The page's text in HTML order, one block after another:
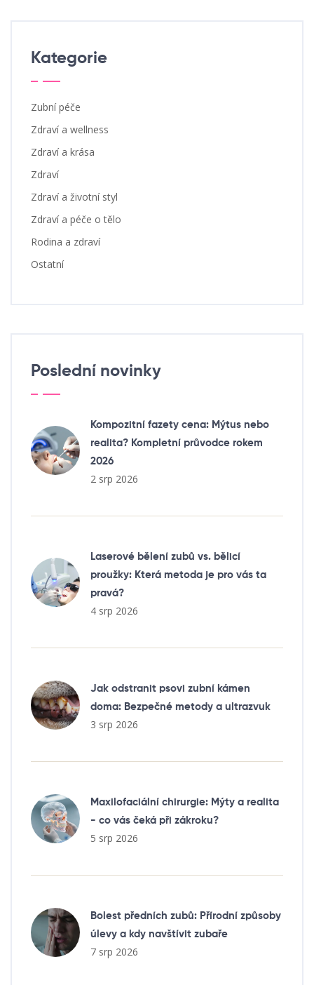
Kategorie
Zubní péče
Zdraví a wellness
Zdraví a krása
Zdraví
Zdraví a životní styl
Zdraví a péče o tělo
Rodina a zdraví
Ostatní
Poslední novinky
Kompozitní fazety cena: Mýtus nebo
realita? Kompletní průvodce rokem
2026
2 srp 2026
Laserové bělení zubů vs. bělicí
proužky: Která metoda je pro vás ta
pravá?
4 srp 2026
Jak odstranit psovi zubní kámen
doma: Bezpečné metody a ultrazvuk
3 srp 2026
Maxilofaciální chirurgie: Mýty a realita
- co vás čeká při zákroku?
5 srp 2026
Bolest předních zubů: Přírodní způsoby
úlevy a kdy navštívit zubaře
7 srp 2026